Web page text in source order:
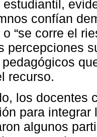
confían
o “se corre el
percepciones
recurso.
los docentes
para
algunos